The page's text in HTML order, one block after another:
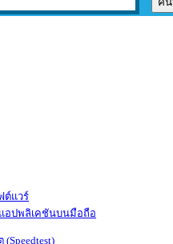
ต์แวร์
แอปพลิเคชันบนมือถือ
(Speedtest)